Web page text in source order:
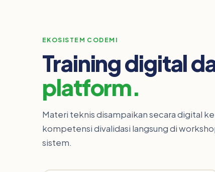
EKOSISTEM CODEMI
Training digital
platform.
Materi teknis disampaikan secara digital ke
kompetensi divalidasi langsung di
sistem.